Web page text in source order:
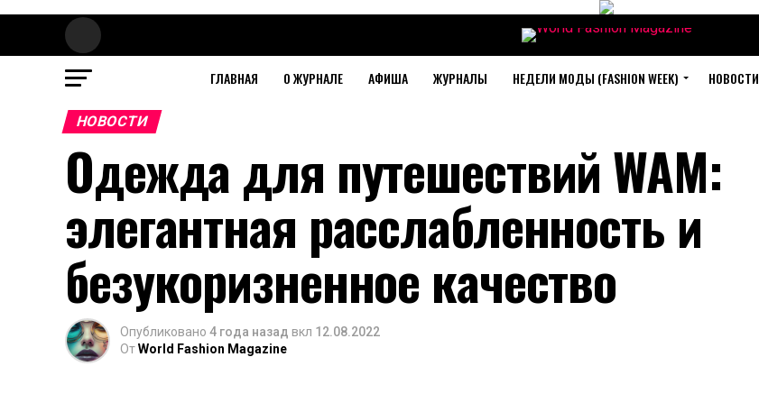
ГЛАВНАЯ О ЖУРНАЛЕ АФИША ЖУРНАЛЫ НЕДЕЛИ МОДЫ (FASHION WEEK) НОВОСТИ
НОВОСТИ
Одежда для путешествий WAM:
элегантная расслабленность и
безукоризненное качество
Опубликовано 4 года назад вкл 12.08.2022
ОтWorld Fashion Magazine